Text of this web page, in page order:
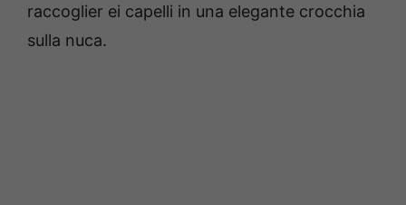
raccoglier ei capelli in una elegante crocchia
sulla nuca.